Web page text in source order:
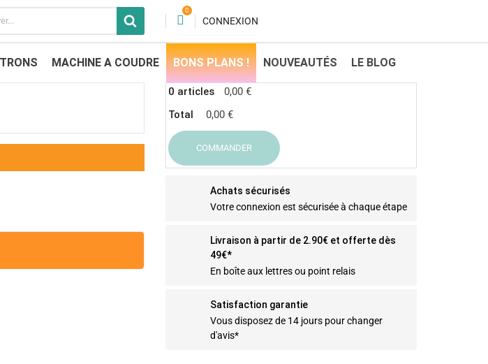
0
CONNEXION
MACHINE A COUDRE BONS PLANS ! NOUVEAUTÉS LE BLOG
0 articles
0,00 €
Total
0,00 €
COMMANDER
Achats sécurisés
Votre connexion est sécurisée à chaque étape
Livraison à partir de 2.90€ et offerte dès
49€*
En boîte aux lettres ou point relais
Satisfaction garantie
Vous disposez de 14 jours pour changer
d'avis*